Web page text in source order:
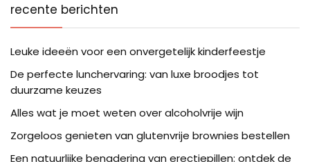
recente berichten
Leuke ideeën voor een onvergetelijk kinderfeestje
De perfecte lunchervaring: van luxe broodjes tot
duurzame keuzes
Alles wat je moet weten over alcoholvrije wijn
Zorgeloos genieten van glutenvrije brownies bestellen
Een natuurlijke benadering van erectiepillen: ontdek de